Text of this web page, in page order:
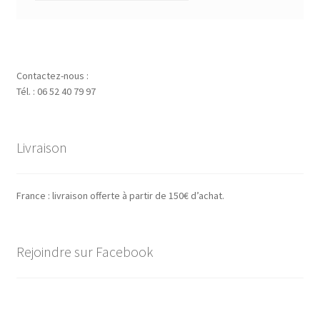
Contactez-nous :
Tél. : 06 52 40 79 97
Livraison
France : livraison offerte à partir de 150€ d’achat.
Rejoindre sur Facebook